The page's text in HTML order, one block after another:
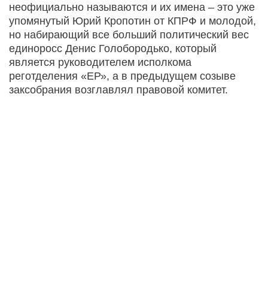
неофициально называются и их имена – это уже
упомянутый Юрий Кропотин от КПРФ и молодой,
но набирающий все больший политический вес
единоросс Денис Голобородько, который
является руководителем исполкома
реготделения «ЕР», а в предыдущем созыве
заксобрания возглавлял правовой комитет.